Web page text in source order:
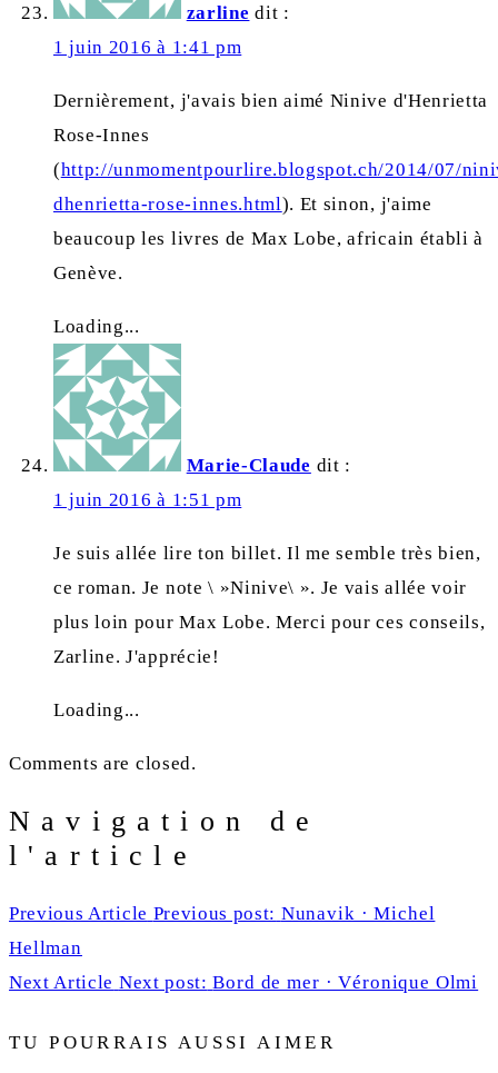
zarline dit :
1 juin 2016 à 1:41 pm
Dernièrement, j'avais bien aimé Ninive d'Henrietta
Rose-Innes
(http://unmomentpourlire.blogspot.ch/2014/07/
dhenrietta-rose-innes.html). Et sinon, j'aime
beaucoup les livres de Max Lobe, africain établi à
Genève.
Loading...
Marie-Claude dit :
1 juin 2016 à 1:51 pm
Je suis allée lire ton billet. Il me semble très bien,
ce roman. Je note \ »Ninive\ ». Je vais allée voir
plus loin pour Max Lobe. Merci pour ces conseils,
Zarline. J'apprécie!
Loading...
Comments are closed.
Navigation de
l'article
Previous Article Previous post: Nunavik · Michel
Hellman
Next Article Next post: Bord de mer · Véronique Olmi
TU POURRAIS AUSSI AIMER